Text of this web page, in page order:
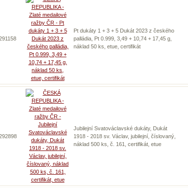
Pt dukáty 1 + 3 + 5 Dukát 2023 z českého
palládia, Pt 0.999, 3,49 + 10,74 + 17,45 g,
náklad 50 ks, etue, certifikát
Jubilejní Svatováclavské dukáty, Dukát
1918 - 2018 sv. Václav, jubilejní, číslovaný,
náklad 500 ks, č. 161, certifikát, etue